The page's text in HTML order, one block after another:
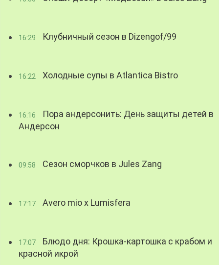
16:29 Клубничный сезон в Dizengof/99
16:22 Холодные супы в Atlantica Bistro
16:16
Пора андерсонить: День защиты детей в
Андерсон
09:58 Сезон сморчков в Jules Zang
17:17 Avero mio x Lumisfera
17:07
Блюдо дня: Крошка-картошка с крабом и
красной икрой